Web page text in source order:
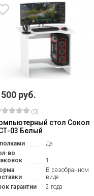
руб.
(0)
стол Сокол
03 Белый
Да
во
1
В разобранном
виде
гарантии
2 года